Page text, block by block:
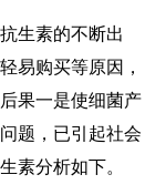
生素的不断出
易购买等原因，
果一是使细菌产
题，已引起社会
素分析如下。